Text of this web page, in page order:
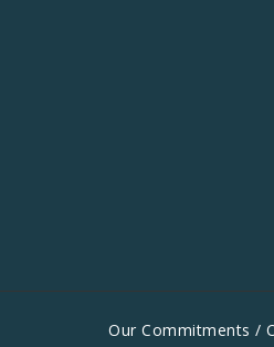
Our Commitments /